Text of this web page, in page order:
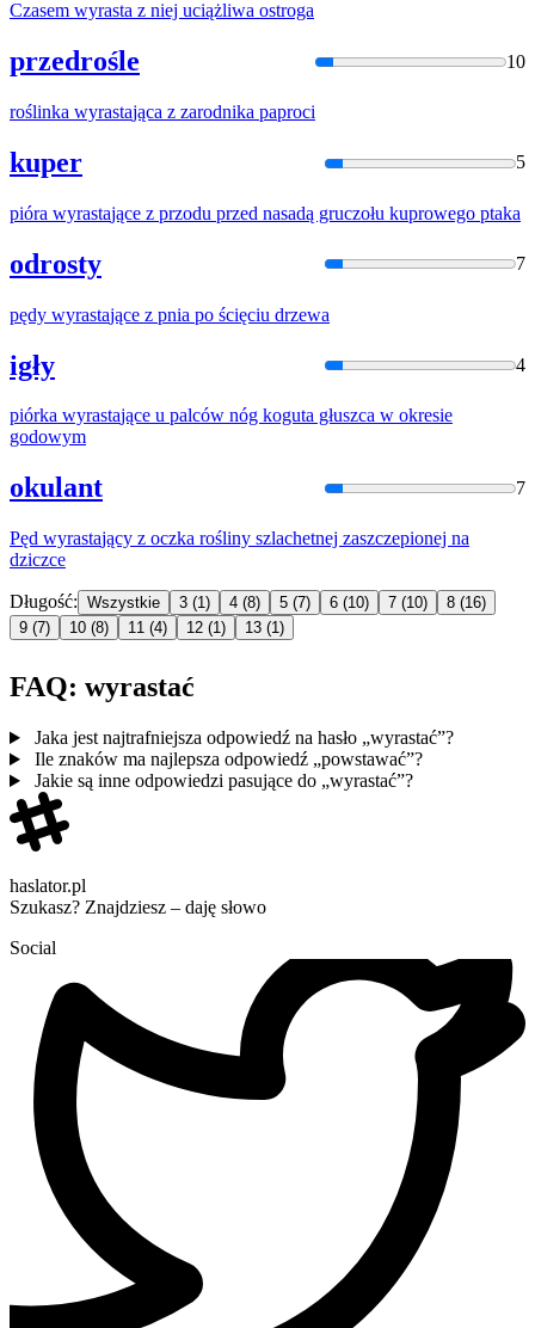
Czasem wyrasta z niej uciążliwa ostroga
przedrośle 10
roślinka wyrastająca z zarodnika paproci
kuper 5
pióra wyrastające z przodu przed nasadą gruczołu kuprowego ptaka
odrosty 7
pędy wyrastające z pnia po ścięciu drzewa
igły 4
piórka wyrastające u palców nóg koguta głuszca w okresie
godowym
okulant 7
Pęd wyrastający z oczka rośliny szlachetnej zaszczepionej na
dziczce
Długość: Wszystkie 3 (1) 4 (8) 5 (7) 6 (10) 7 (10) 8 (16)
9 (7) 10 (8) 11 (4) 12 (1) 13 (1)
FAQ: wyrastać
Jaka jest najtrafniejsza odpowiedź na hasło „wyrastać”?
Ile znaków ma najlepsza odpowiedź „powstawać”?
Jakie są inne odpowiedzi pasujące do „wyrastać”?
haslator.pl
Szukasz? Znajdziesz – daję słowo
Social